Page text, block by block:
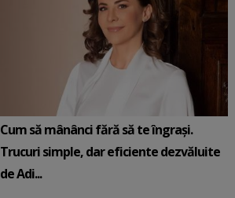
Cum să mânânci fără să te îngrași.
Trucuri simple, dar eficiente dezvăluite
de Adi...